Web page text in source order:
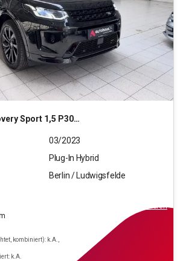
1,5 P300e Hybrid SE Hybrid AWD (EU
03/2023
Plug-In Hybrid
Berlin / Ludwigsfelde
kombiniert): k.A.,
k.A.
finanzieren